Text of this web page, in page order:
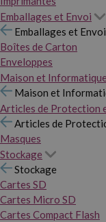
Emballages et Envoi
Emballages et Envoi
Boîtes de Carton
Enveloppes
Maison et Informatique
Maison et
Articles de Protection
Articles de
Masques
Stockage
Stockage
Cartes SD
Cartes Micro SD
Cartes Compact Flash